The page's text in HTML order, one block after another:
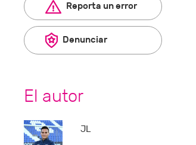
Reporta un error
Denunciar
El autor
JL